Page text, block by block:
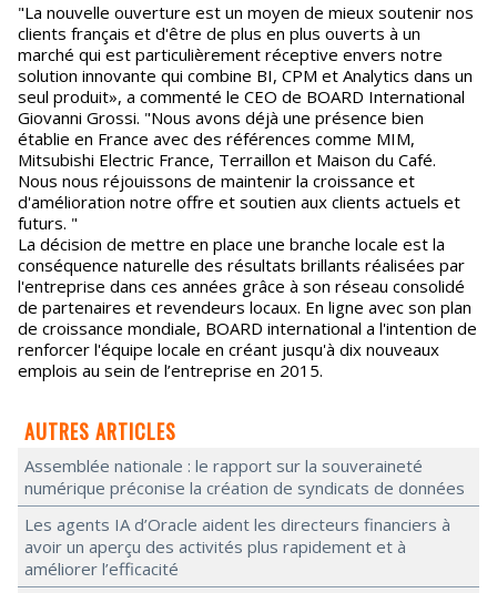
"La nouvelle ouverture est un moyen de mieux soutenir nos
clients français et d'être de plus en plus ouverts à un
marché qui est particulièrement réceptive envers notre
solution innovante qui combine BI, CPM et Analytics dans un
seul produit», a commenté le CEO de BOARD International
Giovanni Grossi. "Nous avons déjà une présence bien
établie en France avec des références comme MIM,
Mitsubishi Electric France, Terraillon et Maison du Café.
Nous nous réjouissons de maintenir la croissance et
d'amélioration notre offre et soutien aux clients actuels et
futurs. "
La décision de mettre en place une branche locale est la
conséquence naturelle des résultats brillants réalisées par
l'entreprise dans ces années grâce à son réseau consolidé
de partenaires et revendeurs locaux. En ligne avec son plan
de croissance mondiale, BOARD international a l'intention de
renforcer l'équipe locale en créant jusqu'à dix nouveaux
emplois au sein de l’entreprise en 2015.
AUTRES ARTICLES
Assemblée nationale : le rapport sur la souveraineté
numérique préconise la création de syndicats de données
Les agents IA d’Oracle aident les directeurs financiers à
avoir un aperçu des activités plus rapidement et à
améliorer l’efficacité